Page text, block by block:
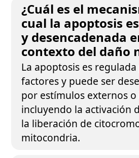
¿Cuál es el
cual la apoptosis
y desencadenada
contexto del daño
La apoptosis es
factores y puede ser
por estímulos externos
incluyendo la activación
la liberación de
mitocondria.